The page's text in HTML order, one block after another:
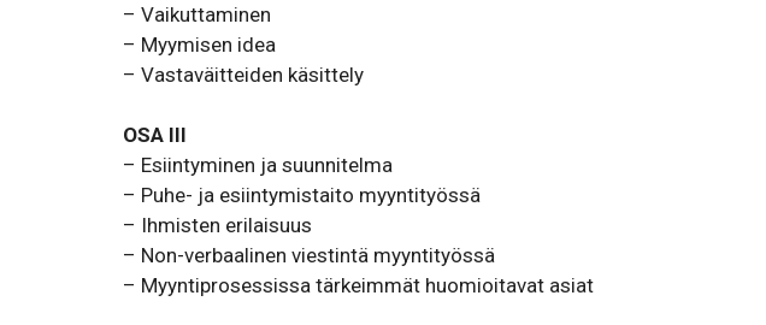
– Vaikuttaminen
– Myymisen idea
– Vastaväitteiden käsittely
OSA III
– Esiintyminen ja suunnitelma
– Puhe- ja esiintymistaito myyntityössä
– Ihmisten erilaisuus
– Non-verbaalinen viestintä myyntityössä
– Myyntiprosessissa tärkeimmät huomioitavat asiat